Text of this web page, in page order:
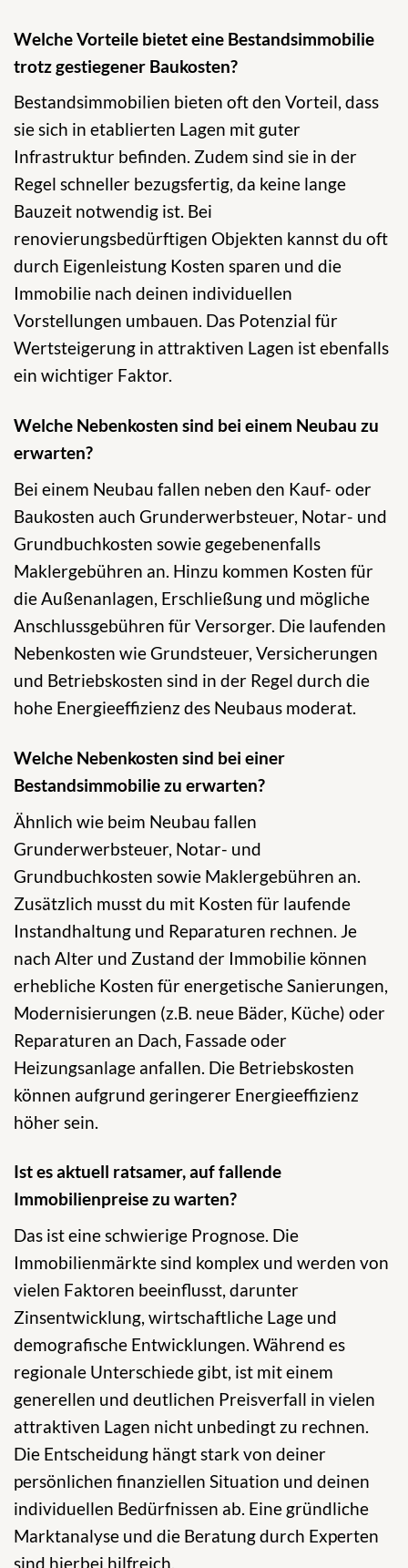
Welche Vorteile bietet eine Bestandsimmobilie
trotz gestiegener Baukosten?
Bestandsimmobilien bieten oft den Vorteil, dass
sie sich in etablierten Lagen mit guter
Infrastruktur befinden. Zudem sind sie in der
Regel schneller bezugsfertig, da keine lange
Bauzeit notwendig ist. Bei
renovierungsbedürftigen Objekten kannst du oft
durch Eigenleistung Kosten sparen und die
Immobilie nach deinen individuellen
Vorstellungen umbauen. Das Potenzial für
Wertsteigerung in attraktiven Lagen ist ebenfalls
ein wichtiger Faktor.
Welche Nebenkosten sind bei einem Neubau zu
erwarten?
Bei einem Neubau fallen neben den Kauf- oder
Baukosten auch Grunderwerbsteuer, Notar- und
Grundbuchkosten sowie gegebenenfalls
Maklergebühren an. Hinzu kommen Kosten für
die Außenanlagen, Erschließung und mögliche
Anschlussgebühren für Versorger. Die laufenden
Nebenkosten wie Grundsteuer, Versicherungen
und Betriebskosten sind in der Regel durch die
hohe Energieeffizienz des Neubaus moderat.
Welche Nebenkosten sind bei einer
Bestandsimmobilie zu erwarten?
Ähnlich wie beim Neubau fallen
Grunderwerbsteuer, Notar- und
Grundbuchkosten sowie Maklergebühren an.
Zusätzlich musst du mit Kosten für laufende
Instandhaltung und Reparaturen rechnen. Je
nach Alter und Zustand der Immobilie können
erhebliche Kosten für energetische Sanierungen,
Modernisierungen (z.B. neue Bäder, Küche) oder
Reparaturen an Dach, Fassade oder
Heizungsanlage anfallen. Die Betriebskosten
können aufgrund geringerer Energieeffizienz
höher sein.
Ist es aktuell ratsamer, auf fallende
Immobilienpreise zu warten?
Das ist eine schwierige Prognose. Die
Immobilienmärkte sind komplex und werden von
vielen Faktoren beeinflusst, darunter
Zinsentwicklung, wirtschaftliche Lage und
demografische Entwicklungen. Während es
regionale Unterschiede gibt, ist mit einem
generellen und deutlichen Preisverfall in vielen
attraktiven Lagen nicht unbedingt zu rechnen.
Die Entscheidung hängt stark von deiner
persönlichen finanziellen Situation und deinen
individuellen Bedürfnissen ab. Eine gründliche
Marktanalyse und die Beratung durch Experten
sind hierbei hilfreich.